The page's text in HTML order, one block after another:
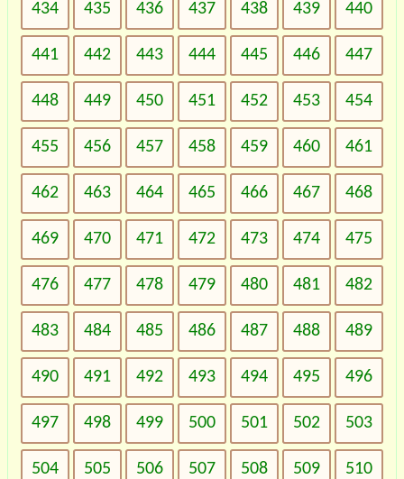
434 435 436 437 438 439 440
441 442 443 444 445 446 447
448 449 450 451 452 453 454
455 456 457 458 459 460 461
462 463 464 465 466 467 468
469 470 471 472 473 474 475
476 477 478 479 480 481 482
483 484 485 486 487 488 489
490 491 492 493 494 495 496
497 498 499 500 501 502 503
504 505 506 507 508 509 510